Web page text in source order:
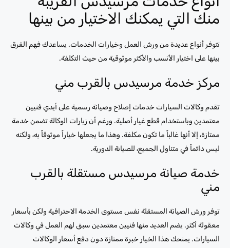
منك التي يمكنك الاختيار من بينها
تتوفر أنواع عديدة من ورش العمل وخيارات الخدمات. يساعدك فهم الفرق
بينها على اختيار الأنسب والأكثر موثوقية من حيث التكلفة.
مركز خدمة مرسيدس بالقرب مني
تقدم وكالات السيارات خدمات إصلاح وصيانة رسمية على أيدي فنيين
معتمدين وباستخدام قطع غيار أصلية. ورغم أن زيارات الوكالة تضمن خدمة
ممتازة، إلا أنها غالباً ما تكون مكلفة. وهذا ما يجعلها خياراً موثوقاً به، ولكنه
ليس دائماً في متناول الجميع، للصيانة الدورية.
خدمة صيانة مرسيدس مستقلة بالقرب
مني
توفر ورش الصيانة المستقلة نفس مستوى الخدمة الاحترافية ولكن بأسعار
معقولة أكثر. يضم العديد منها فنيين معتمدين سبق لهم العمل في وكالات
السيارات. يمنحك هذا الخيار خبرة ممتازة دون دفع أسعار الوكالات